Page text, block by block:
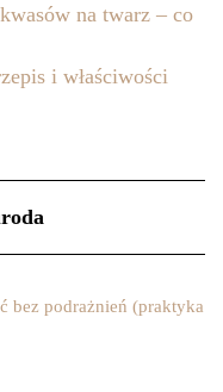
na twarz – co
i właściwości
bez podrażnień (praktyka